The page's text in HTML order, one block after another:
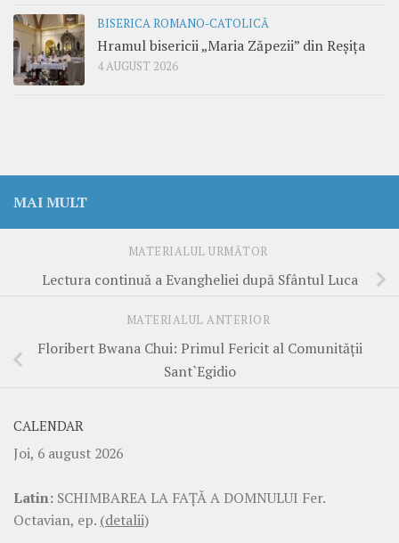
BISERICA ROMANO-CATOLICĂ
Hramul bisericii „Maria Zăpezii” din Reșița
4 AUGUST 2026
MAI MULT
MATERIALUL URMĂTOR
Lectura continuă a Evangheliei după Sfântul Luca
MATERIALUL ANTERIOR
Floribert Bwana Chui: Primul Fericit al Comunității
Sant`Egidio
CALENDAR
Joi, 6 august 2026
Latin: SCHIMBAREA LA FAŢĂ A DOMNULUI Fer.
Octavian, ep. (detalii)